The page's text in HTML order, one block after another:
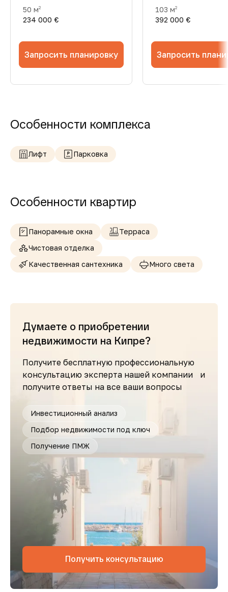
50 м2
234 000 €
Запросить планировку
103 м2
392 000 €
Запросить
Особенности комплекса
Лифт Парковка
Особенности квартир
Панорамные окна
Терраса
Чистовая отделка
Качественная сантехника
Много света
Думаете о приобретении
недвижимости на Кипре?
Получите бесплатную профессиональную
консультацию эксперта нашей компании и
получите ответы на все ваши вопросы
Инвестиционный анализ
Подбор недвижимости под ключ
Получение ПМЖ
Получить консультацию